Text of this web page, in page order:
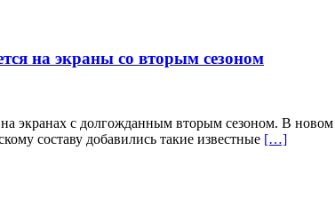
на экраны со вторым сезоном
экранах с долгожданным вторым сезоном. В
составу добавились такие известные […]